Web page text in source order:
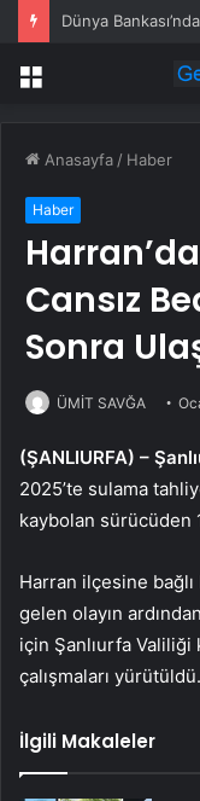
Dünya
Menü
Anasayfa / Haber
Haber
Cansız
Sonra
ÜMİT SAVĞA
(ŞANLIURFA) –
2025’te sulama
kaybolan sürücüden
Harran ilçesine
gelen olayın
için Şanlıurfa Valiliği
çalışmaları yürütüldü.
İlgili Makaleler